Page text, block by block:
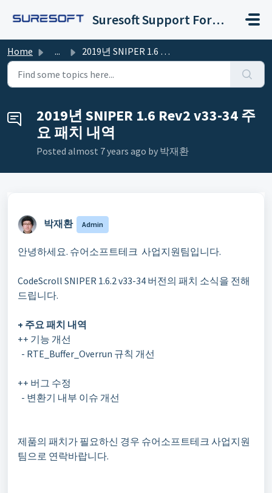
Suresoft Support Forum
Home ... 2019년 SNIPER 1.6 Rev2 v33-34 주요 패치 내역
2019년 SNIPER 1.6 Rev2 v33-34 주
요 패치 내역
Posted almost 7 years ago by 박재환 ㅤ
박재환 ㅤ Admin
안녕하세요. 슈어소프트테크 사업지원팀입니다.
CodeScroll SNIPER 1.6.2 v33-34 버전의 패치 소식을 전해
드립니다.
+ 주요 패치 내역
++ 기능 개선
- RTE_Buffer_Overrun 규칙 개선
++ 버그 수정
- 변환기 내부 이슈 개선
제품의 패치가 필요하신 경우 슈어소프트테크 사업지원
팀으로 연락바랍니다.